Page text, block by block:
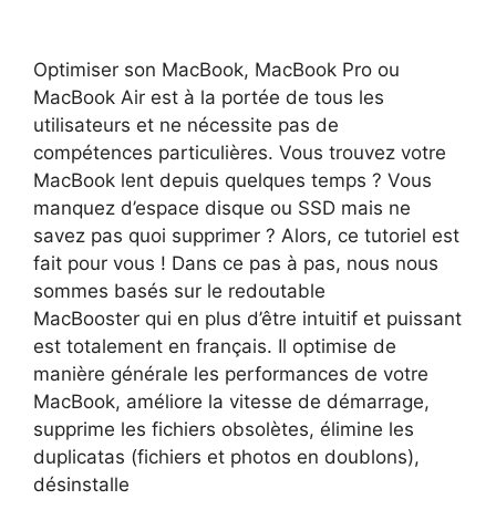
Optimiser son MacBook, MacBook Pro ou
MacBook Air est à la portée de tous les
utilisateurs et ne nécessite pas de
compétences particulières. Vous trouvez votre
MacBook lent depuis quelques temps ? Vous
manquez d’espace disque ou SSD mais ne
savez pas quoi supprimer ? Alors, ce tutoriel est
fait pour vous ! Dans ce pas à pas, nous nous
sommes basés sur le redoutable
MacBooster qui en plus d’être intuitif et puissant
est totalement en français. Il optimise de
manière générale les performances de votre
MacBook, améliore la vitesse de démarrage,
supprime les fichiers obsolètes, élimine les
duplicatas (fichiers et photos en doublons),
désinstalle